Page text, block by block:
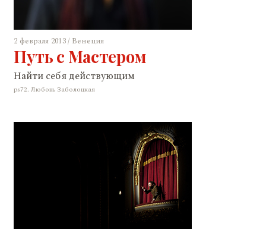
2 февраля 2013 / Венеция
Путь с Мастером
Найти себя действующим
ps72. Любовь Заболоцкая